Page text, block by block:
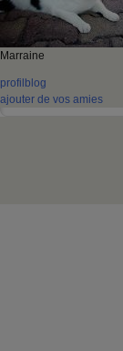
Marraine
profil blog
ajouter de vos amies